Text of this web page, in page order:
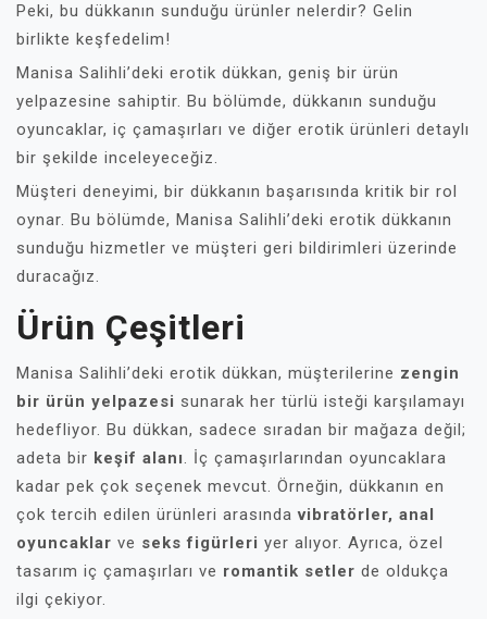
Peki, bu dükkanın sunduğu ürünler nelerdir? Gelin
birlikte keşfedelim!
Manisa Salihli’deki erotik dükkan, geniş bir ürün
yelpazesine sahiptir. Bu bölümde, dükkanın sunduğu
oyuncaklar, iç çamaşırları ve diğer erotik ürünleri detaylı
bir şekilde inceleyeceğiz.
Müşteri deneyimi, bir dükkanın başarısında kritik bir rol
oynar. Bu bölümde, Manisa Salihli’deki erotik dükkanın
sunduğu hizmetler ve müşteri geri bildirimleri üzerinde
duracağız.
Ürün Çeşitleri
Manisa Salihli’deki erotik dükkan, müşterilerine zengin
bir ürün yelpazesi sunarak her türlü isteği karşılamayı
hedefliyor. Bu dükkan, sadece sıradan bir mağaza değil;
adeta bir keşif alanı. İç çamaşırlarından oyuncaklara
kadar pek çok seçenek mevcut. Örneğin, dükkanın en
çok tercih edilen ürünleri arasındavibratörler, anal
oyuncaklar ve seks figürleri yer alıyor. Ayrıca, özel
tasarım iç çamaşırları ve romantik setler de oldukça
ilgi çekiyor.